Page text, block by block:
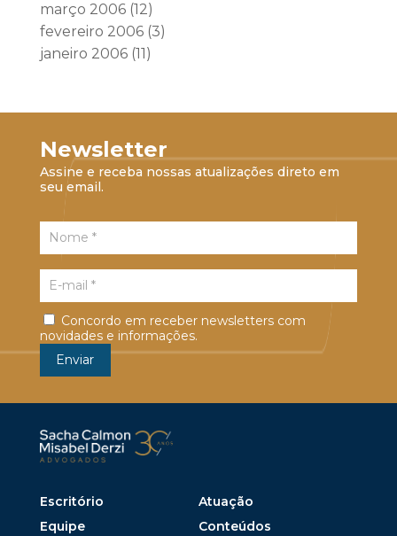
março 2006(12)
fevereiro 2006(3)
janeiro 2006(11)
Newsletter
Assine e receba nossas atualizações direto em
seu email.
Concordo em receber newsletters com
novidades e informações.
Escritório
Atuação
Equipe
Conteúdos